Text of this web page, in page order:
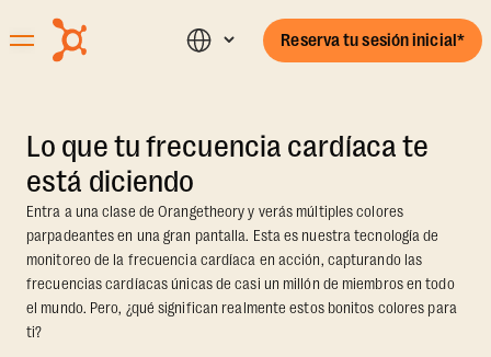
Reserva tu sesión inicial*
Lo que tu frecuencia cardíaca te
está diciendo
Entra a una clase de Orangetheory y verás múltiples colores
parpadeantes en una gran pantalla. Esta es nuestra tecnología de
monitoreo de la frecuencia cardíaca en acción, capturando las
frecuencias cardíacas únicas de casi un millón de miembros en todo
el mundo. Pero, ¿qué significan realmente estos bonitos colores para
ti?